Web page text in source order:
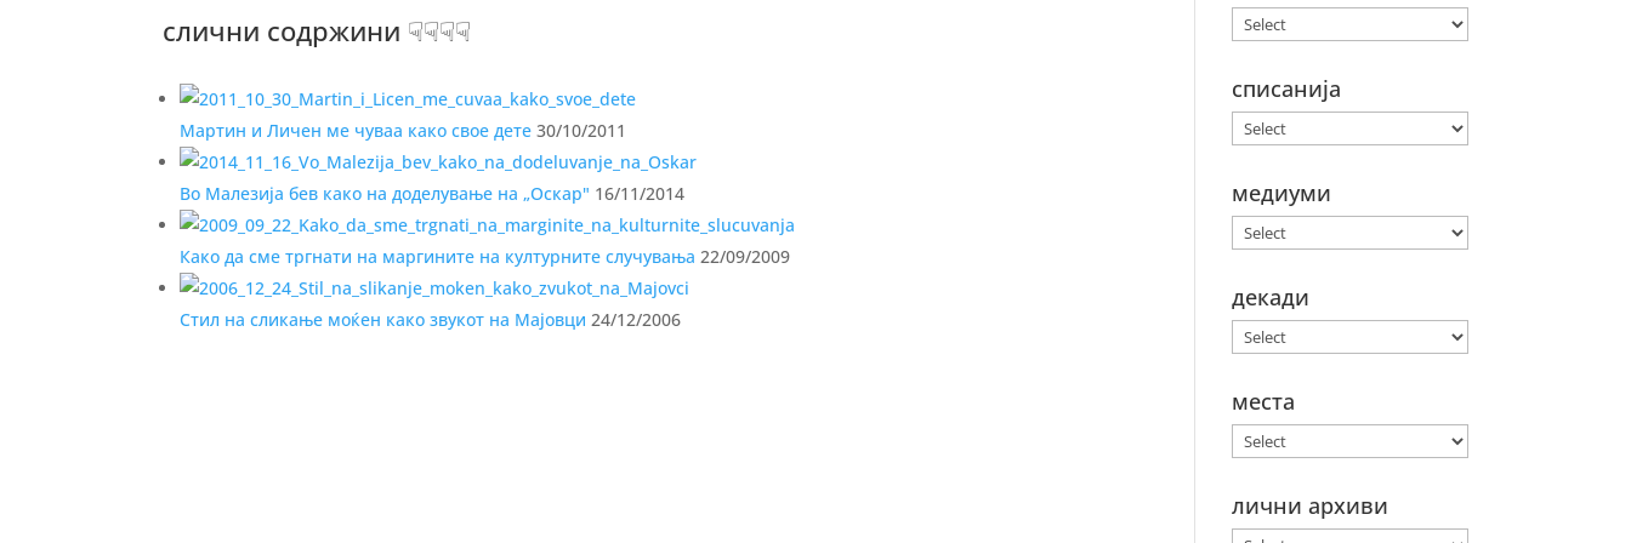
слични содржини ☟☟☟☟
Мартин и Личен ме чуваа како свое дете 30/10/2011
Во Малезија бев како на доделување на „Оскар" 16/11/2014
Како да сме тргнати на маргините на културните случувања 22/09/2009
Стил на сликање моќен како звукот на Мајовци 24/12/2006
списанија
медиуми
декади
места
лични архиви